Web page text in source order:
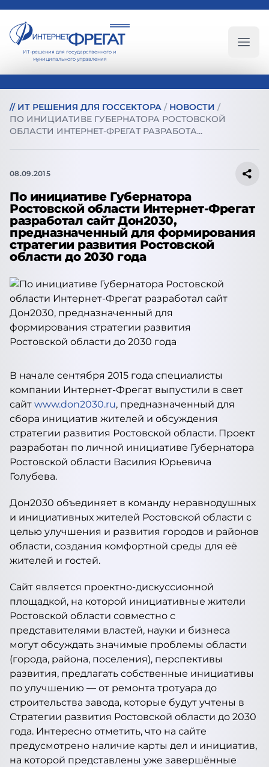
ИТ-решения для государственного и
муниципального управления
// ИТ РЕШЕНИЯ ДЛЯ ГОССЕКТОРА / НОВОСТИ /
ПО ИНИЦИАТИВЕ ГУБЕРНАТОРА РОСТОВСКОЙ
ОБЛАСТИ ИНТЕРНЕТ-ФРЕГАТ РАЗРАБОТА...
08.09.2015
По инициативе Губернатора
Ростовской области Интернет-Фрегат
разработал сайт Дон2030,
предназначенный для формирования
стратегии развития Ростовской
области до 2030 года
В начале сентября 2015 года специалисты
компании Интернет-Фрегат выпустили в свет
сайт www.don2030.ru, предназначенный для
сбора инициатив жителей и обсуждения
стратегии развития Ростовской области. Проект
разработан по личной инициативе Губернатора
Ростовской области Василия Юрьевича
Голубева.
Дон2030 объединяет в команду неравнодушных
и инициативных жителей Ростовской области с
целью улучшения и развития городов и районов
области, создания комфортной среды для её
жителей и гостей.
Сайт является проектно-дискуссионной
площадкой, на которой инициативные жители
Ростовской области совместно с
представителями властей, науки и бизнеса
могут обсуждать значимые проблемы области
(города, района, поселения), перспективы
развития, предлагать собственные инициативы
по улучшению — от ремонта тротуара до
строительства завода, которые будут учтены в
Стратегии развития Ростовской области до 2030
года. Интересно отметить, что на сайте
предусмотрено наличие карты дел и инициатив,
на которой представлены уже завершённые